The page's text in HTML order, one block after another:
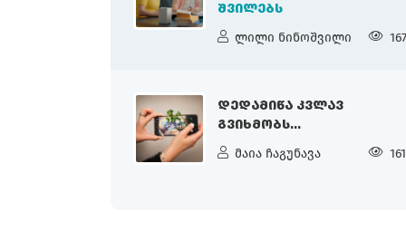
ᲨᲕᲘᲚᲔᲑᲡ
ლილი ნინოშვილი
ᲓᲔᲓᲐᲛᲘᲬᲐ ᲙᲕᲚᲐᲕ
ᲒᲕᲘᲮᲛᲝᲑᲡ...
მაია ჩაგუნავა